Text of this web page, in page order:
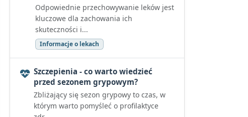
Odpowiednie przechowywanie leków jest
kluczowe dla zachowania ich
skuteczności i...
Informacje o lekach
Szczepienia - co warto wiedzieć
przed sezonem grypowym?
Zbliżający się sezon grypowy to czas, w
którym warto pomyśleć o profilaktyce